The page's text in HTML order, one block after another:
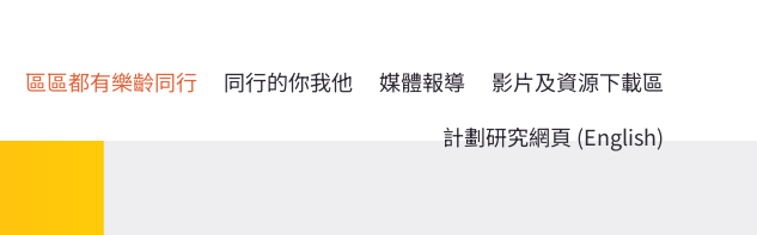
區區都有樂齡同行 同行的你我他 媒體報導
影片及資源下載區
計劃研究網頁 (English)